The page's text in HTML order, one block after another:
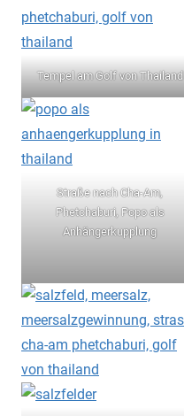
Tempel am Golf von Thailand
Straße nach Cha-Am,
Phetchaburi, Popo als
Anhängerkupplung